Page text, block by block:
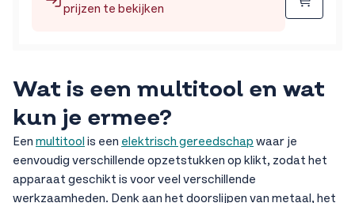
prijzen te bekijken
Wat is een multitool en wat
kun je ermee?
Een multitool is een elektrisch gereedschap waar je
eenvoudig verschillende opzetstukken op klikt, zodat het
apparaat geschikt is voor veel verschillende
werkzaamheden. Denk aan het doorslijpen van metaal, het